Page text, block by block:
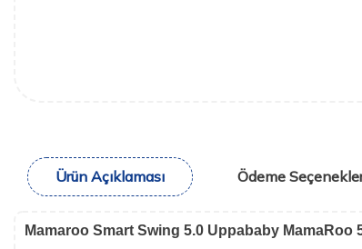
Ürün Açıklaması Ödeme
Mamaroo Smart Swing 5.0 Uppababy MamaRoo